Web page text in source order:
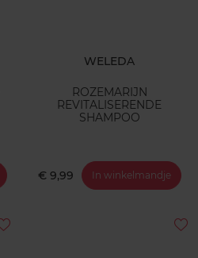
WELEDA
ROZEMARIJN
REVITALISERENDE
SHAMPOO
€ 9,99 In winkelmandje